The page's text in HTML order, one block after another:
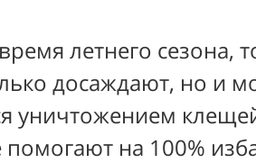
летнего сезона,
досаждают, но и
уничтожением
на 100%